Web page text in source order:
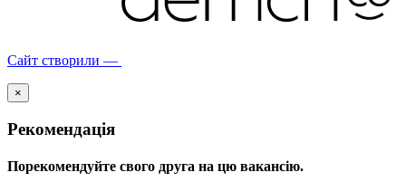
Сайт створили —
×
Рекомендація
Порекомендуйте свого друга на цю вакансію.